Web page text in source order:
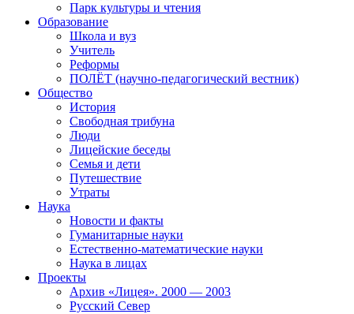
Парк культуры и чтения
Образование
Школа и вуз
Учитель
Реформы
ПОЛЁТ (научно-педагогический вестник)
Общество
История
Свободная трибуна
Люди
Лицейские беседы
Семья и дети
Путешествие
Утраты
Наука
Новости и факты
Гуманитарные науки
Естественно-математические науки
Наука в лицах
Проекты
Архив «Лицея». 2000 — 2003
Русский Север